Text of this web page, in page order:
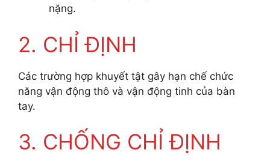
nặng.
2. CHỈ ĐỊNH
Các trường hợp khuyết tật gây hạn chế chức
năng vận động thô và vận động tinh của bàn
tay.
3. CHỐNG CHỈ ĐỊNH